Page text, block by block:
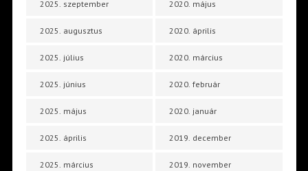
2025. szeptember
2025. augusztus
2025. július
2025. június
2025. május
2025. április
2025. március
2020. május
2020. április
2020. március
2020. február
2020. január
2019. december
2019. november